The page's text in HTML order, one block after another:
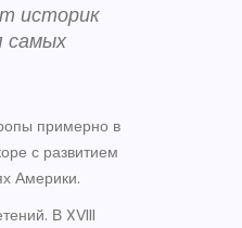
историк
самых
примерно в
с развитием
Америки.
В XVIII